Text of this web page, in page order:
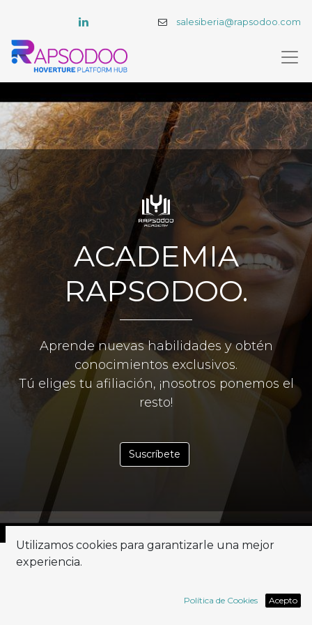
salesiberia@rapsodoo.com
ACADEMIA
RAPSODOO.
Aprende nuevas habilidades y obtén
conocimientos exclusivos.
Tú eliges tu afiliación, ¡nosotros ponemos el
resto!
Suscríbete
ACADEMIA RAPSODOO?
Utilizamos cookies para garantizarle una mejor
experiencia.
Política de Cookies Acepto